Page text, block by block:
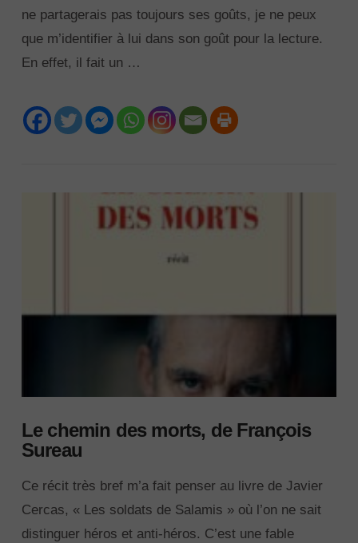
ne partagerais pas toujours ses goûts, je ne peux
que m’identifier à lui dans son goût pour la lecture.
En effet, il fait un …
Le chemin des morts, de François
Sureau
Ce récit très bref m’a fait penser au livre de Javier
Cercas, « Les soldats de Salamis » où l’on ne sait
distinguer héros et anti-héros. C’est une fable